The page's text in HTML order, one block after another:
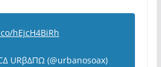
hEjcH4BiRh
URβΔΠΩ (@urbanosoax)